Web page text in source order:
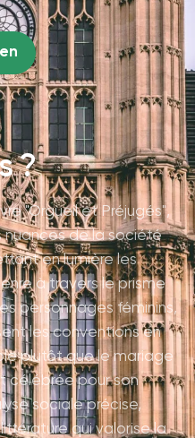
?
"Orgueil et Préjugés",
de la société
en lumière les
à travers le prisme
personnages féminins,
les conventions en
plutôt que le mariage
célébrée pour son
sociale précise,
qui valorise la